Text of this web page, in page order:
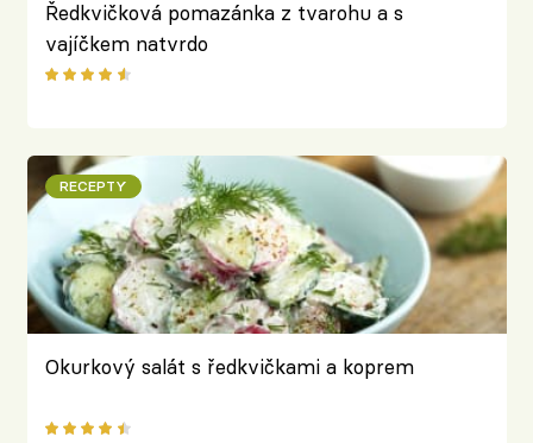
Ředkvičková pomazánka z tvarohu a s
vajíčkem natvrdo
RECEPTY
Okurkový salát s ředkvičkami a koprem